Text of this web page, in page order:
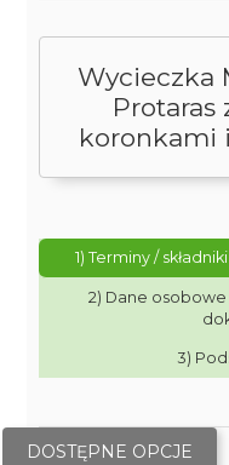
Wycieczka
Protaras
koronkami
1) Terminy /
2) Dane
3)
DOSTĘPNE OPCJE